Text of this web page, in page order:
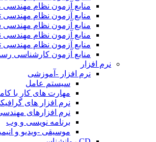
منابع آزمون نظام
منابع آزمون نظام
منابع آزمون نظام
منابع آزمون نظام مهندسی
منابع آزمون نظام
منابع آزمون کارشناسی
نرم افزار
نرم افزار -آموزشی
سیستم عامل
مهارت های کار با
نرم افزار های
نرم افزارهای
برنامه نویسی و وب
موسیقی -ویدیو و